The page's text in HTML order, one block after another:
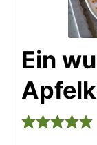
Ein